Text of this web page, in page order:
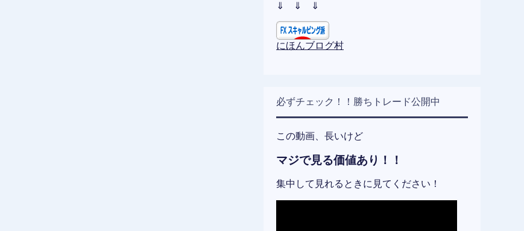
⇓ ⇓ ⇓
にほんブログ村
必ずチェック！！勝ちトレード公開中
この動画、長いけど
マジで見る価値あり！！
集中して見れるときに見てください！